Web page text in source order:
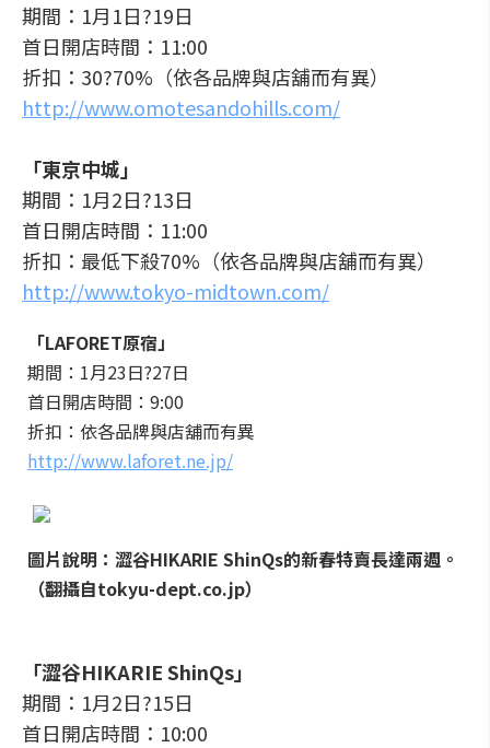
期間：1月1日?19日
首日開店時間：11:00
折扣：30?70%（依各品牌與店舖而有異）
http://www.omotesandohills.com/
「東京中城」
期間：1月2日?13日
首日開店時間：11:00
折扣：最低下殺70%（依各品牌與店舖而有異）
http://www.tokyo-midtown.com/
「LAFORET原宿」
期間：1月23日?27日
首日開店時間：9:00
折扣：依各品牌與店舖而有異
http://www.laforet.ne.jp/
圖片說明：澀谷HIKARIE ShinQs的新春特賣長達兩週。
（翻攝自tokyu-dept.co.jp）
「澀谷HIKARIE ShinQs」
期間：1月2日?15日
首日開店時間：10:00